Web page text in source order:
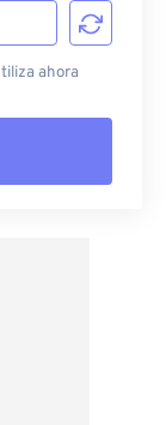
ahora